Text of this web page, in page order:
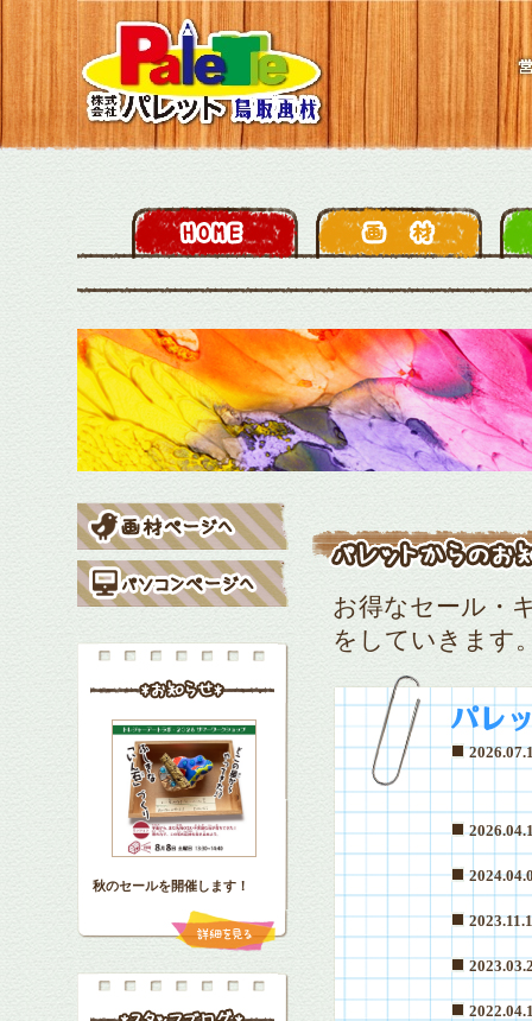
秋のセールを開催します！
お得なセール・
をしていきます